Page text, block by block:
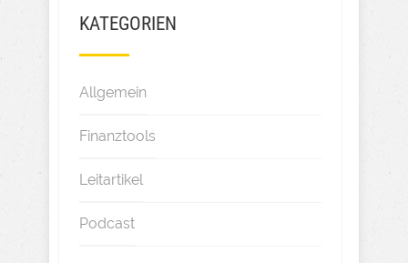
KATEGORIEN
Allgemein
Finanztools
Leitartikel
Podcast